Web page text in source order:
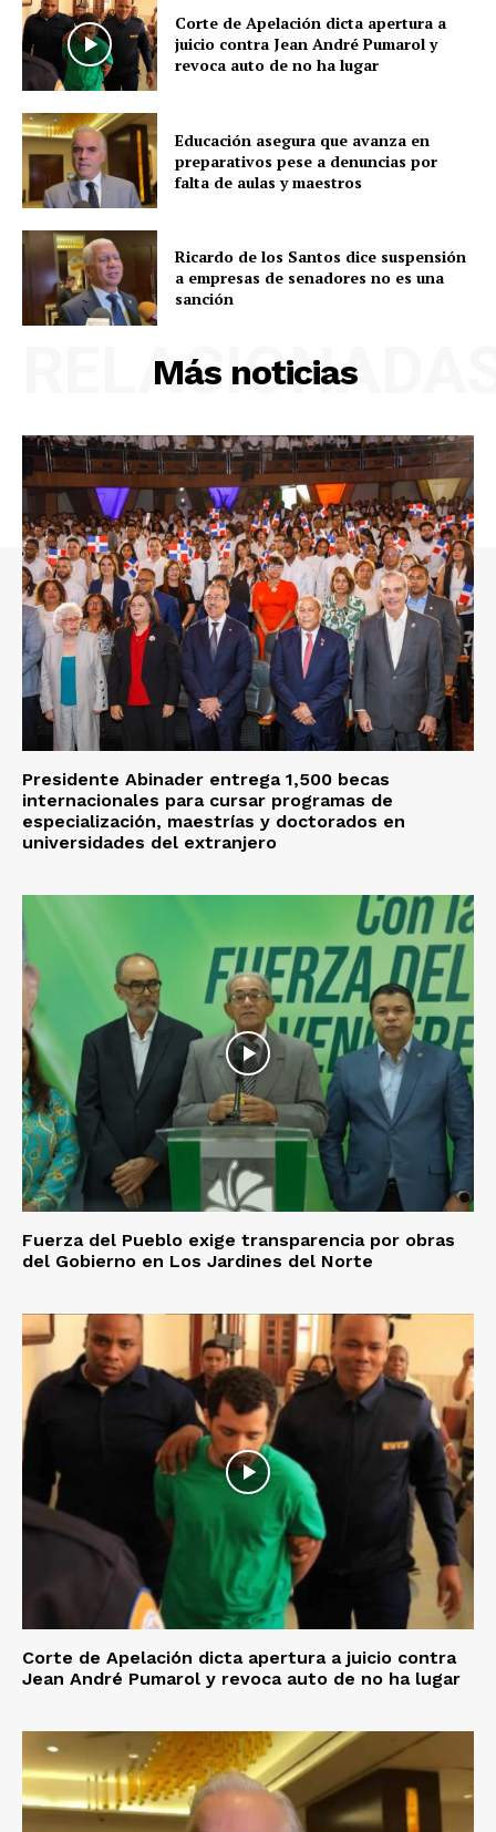
Corte de Apelación dicta apertura a
juicio contra Jean André Pumarol y
revoca auto de no ha lugar
Educación asegura que avanza en
preparativos pese a denuncias por
falta de aulas y maestros
Ricardo de los Santos dice suspensión
a empresas de senadores no es una
sanción
Más noticias
Presidente Abinader entrega 1,500 becas
internacionales para cursar programas de
especialización, maestrías y doctorados en
universidades del extranjero
Fuerza del Pueblo exige transparencia por obras
del Gobierno en Los Jardines del Norte
Corte de Apelación dicta apertura a juicio contra
Jean André Pumarol y revoca auto de no ha lugar